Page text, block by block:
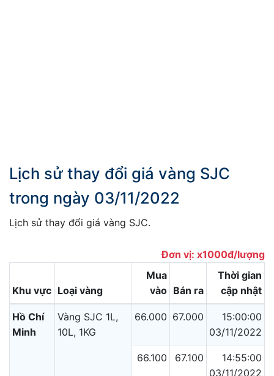
Lịch sử thay đổi giá vàng SJC
trong ngày 03/11/2022
Lịch sử thay đổi giá vàng SJC.
Đơn vị: x1000đ/lượng
Khu vực Loại vàng
Mua
vào Bán ra
Thời gian
cập nhật
Hồ Chí
Minh
Vàng SJC 1L,
10L, 1KG
66.000 67.000
15:00:00
03/11/2022
66.100 67.100
14:55:00
03/11/2022